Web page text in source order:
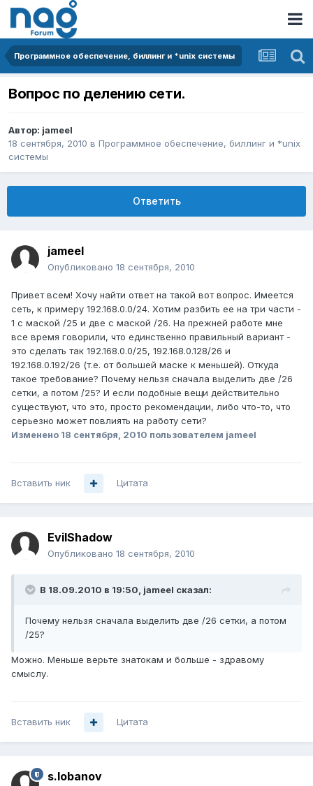
Программное обеспечение, биллинг и *unix системы
Вопрос по делению сети.
Автор: jameel
18 сентября, 2010 в Программное обеспечение, биллинг и *unix
системы
Ответить
jameel
Опубликовано 18 сентября, 2010
Привет всем! Хочу найти ответ на такой вот вопрос. Имеется
сеть, к примеру 192.168.0.0/24. Хотим разбить ее на три части -
1 с маской /25 и две с маской /26. На прежней работе мне
все время говорили, что единственно правильный вариант -
это сделать так 192.168.0.0/25, 192.168.0.128/26 и
192.168.0.192/26 (т.е. от большей маске к меньшей). Откуда
такое требование? Почему нельзя сначала выделить две /26
сетки, а потом /25? И если подобные вещи действительно
существуют, что это, просто рекомендации, либо что-то, что
серьезно может повлиять на работу сети?
Изменено 18 сентября, 2010 пользователем jameel
Вставить ник Цитата
EvilShadow
Опубликовано 18 сентября, 2010
В 18.09.2010 в 19:50, jameel сказал:
Почему нельзя сначала выделить две /26 сетки, а потом
/25?
Можно. Меньше верьте знатокам и больше - здравому
смыслу.
Вставить ник Цитата
s.lobanov